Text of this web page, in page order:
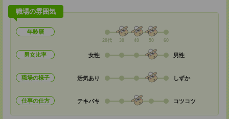
職場の雰囲気
年齢層
20代 30 40 50 60
男女比率 女性 男性
職場の様子 活気あり しずか
仕事の仕方 テキパキ コツコツ